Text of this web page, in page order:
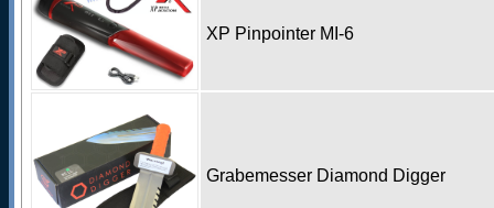
XP Pinpointer MI-6
Grabemesser Diamond Digger